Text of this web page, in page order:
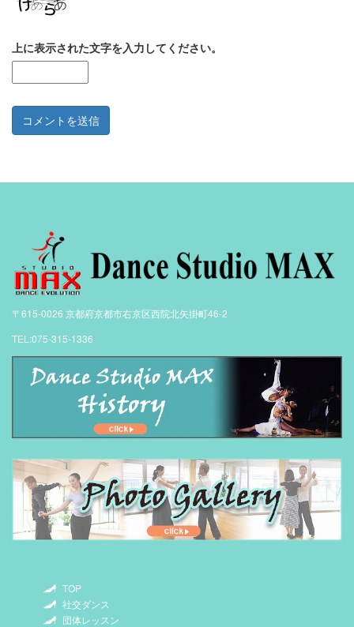
上に表示された文字を入力してください。
〒615-0026 京都府京都市右京区西院北矢掛町46-2
TEL:075-315-1336
TOP
社交ダンス
団体レッスン